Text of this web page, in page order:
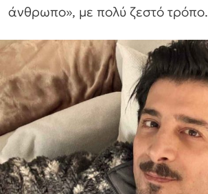
άνθρωπο», με πολύ ζεστό τρόπο.